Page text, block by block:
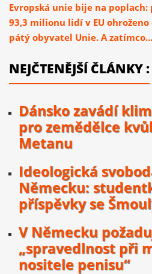
Evropská unie bije na
93,3 milionu lidí v EU
pátý obyvatel Unie. A
NEJČTENĚJŠÍ ČLÁNKY :
Dánsko zavádí
pro zemědělce
Metanu
Ideologická
Německu:
příspěvky se
V Německu
„spravedlnost při
nositele penisu“